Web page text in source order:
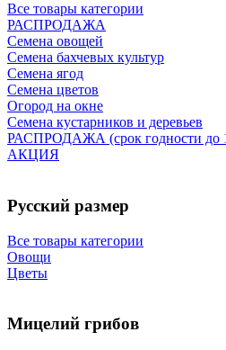
Все товары категории
РАСПРОДАЖА
Семена овощей
Семена бахчевых культур
Семена ягод
Семена цветов
Огород на окне
Семена кустарников и деревьев
РАСПРОДАЖА (срок годности до
АКЦИЯ
Русский размер
Все товары категории
Овощи
Цветы
Мицелий грибов